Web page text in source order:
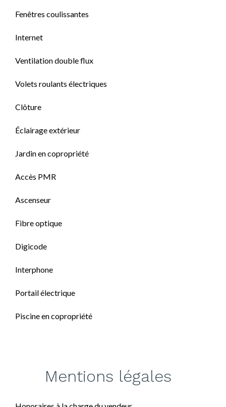
Fenêtres coulissantes
Internet
Ventilation double flux
Volets roulants électriques
Clôture
Éclairage extérieur
Jardin en copropriété
Accès PMR
Ascenseur
Fibre optique
Digicode
Interphone
Portail électrique
Piscine en copropriété
Mentions légales